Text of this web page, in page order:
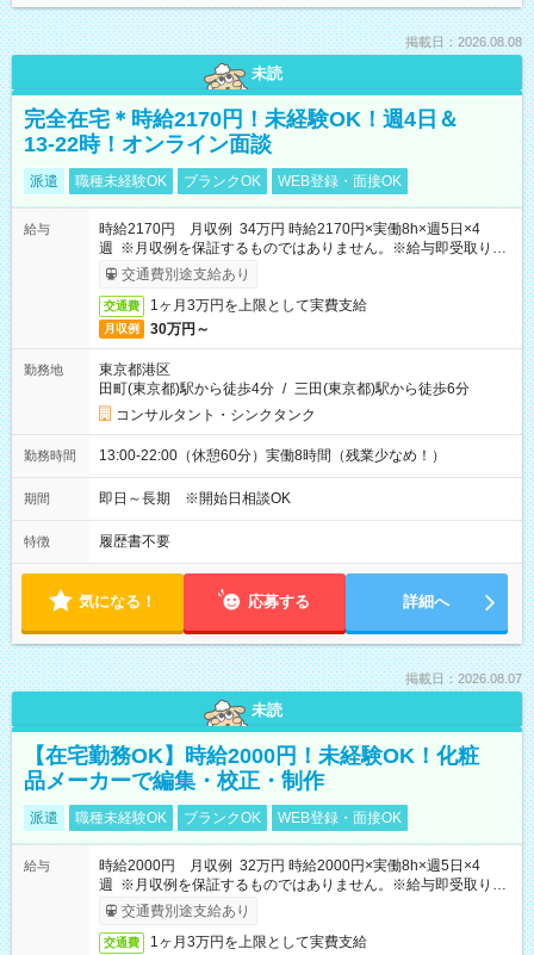
掲載日：2026.08.08
未読
完全在宅＊時給2170円！未経験OK！週4日＆
13-22時！オンライン面談
派遣 職種未経験OK ブランクOK WEB登録・面接OK
給与
時給2170円 月収例 34万円 時給2170円×実働8h×週5日×4
週 ※月収例を保証するものではありません。※給与即受取りサ
ービス利用可（利用条件有）
交通費別途支給あり
交通費 1ヶ月3万円を上限として実費支給
月収例 30万円～
勤務地
東京都港区
田町(東京都)駅から徒歩4分 / 三田(東京都)駅から徒歩6分
コンサルタント・シンクタンク
勤務時間 13:00-22:00（休憩60分）実働8時間（残業少なめ！）
期間 即日～長期 ※開始日相談OK
特徴 履歴書不要
気になる！ 応募する 詳細へ
掲載日：2026.08.07
未読
【在宅勤務OK】時給2000円！未経験OK！化粧
品メーカーで編集・校正・制作
派遣 職種未経験OK ブランクOK WEB登録・面接OK
給与
時給2000円 月収例 32万円 時給2000円×実働8h×週5日×4
週 ※月収例を保証するものではありません。※給与即受取りサ
ービス利用可（利用条件有）
交通費別途支給あり
交通費 1ヶ月3万円を上限として実費支給